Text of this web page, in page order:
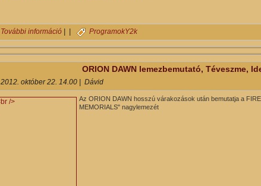
További információ Szombaton Intim Torna Illegál lemezbemutató koncert lesz
ProgramokY2k
ORION DAWN lemezbemutató, Téveszme,
2012. október 22. 14.00 Dávid
Az ORION DAWN hosszú várakozások után bemutatja a
MEMORIALS" nagylemezét